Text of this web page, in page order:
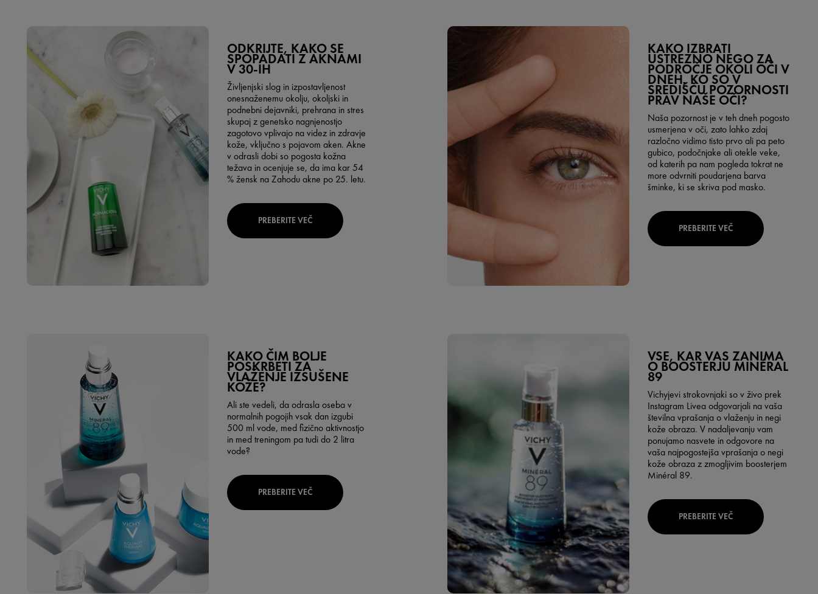
ODKRIJTE, KAKO SE
SPOPADATI Z AKNAMI
V 30-IH
Življenjski slog in izpostavljenost
onesnaženemu okolju, okoljski in
podnebni dejavniki, prehrana in stres
skupaj z genetsko nagnjenostjo
zagotovo vplivajo na videz in zdravje
kože, vključno s pojavom aken. Akne
v odrasli dobi so pogosta kožna
težava in ocenjuje se, da ima kar 54
% žensk na Zahodu akne po 25. letu.
PREBERITE VEČ
KAKO IZBRATI
USTREZNO NEGO ZA
PODROČJE OKOLI OČI V
DNEH, KO SO V
SREDIŠČU POZORNOSTI
PRAV NAŠE OČI?
Naša pozornost je v teh dneh pogosto
usmerjena v oči, zato lahko zdaj
razločno vidimo tisto prvo ali pa peto
gubico, podočnjake ali otekle veke,
od katerih pa nam pogleda tokrat ne
more odvrniti poudarjena barva
šminke, ki se skriva pod masko.
PREBERITE VEČ
KAKO ČIM BOLJE
POSKRBETI ZA
VLAŽENJE IZSUŠENE
KOŽE?
Ali ste vedeli, da odrasla oseba v
normalnih pogojih vsak dan izgubi
500 ml vode, med fizično aktivnostjo
in med treningom pa tudi do 2 litra
vode?
PREBERITE VEČ
VSE, KAR VAS ZANIMA
O BOOSTERJU MINÉRAL
89
Vichyjevi strokovnjaki so v živo prek
Instagram Livea odgovarjali na vaša
številna vprašanja o vlaženju in negi
kože obraza. V nadaljevanju vam
ponujamo nasvete in odgovore na
vaša najpogostejša vprašanja o negi
kože obraza z zmogljivim boosterjem
Minéral 89.
PREBERITE VEČ